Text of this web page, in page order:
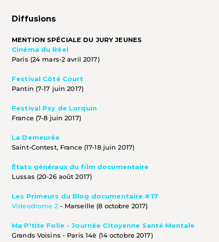
Diffusions
MENTION SPÉCIALE DU JURY JEUNES
Cinéma du Réel
Paris (24 mars-2 avril 2017)
Festival Côté Court
Pantin (7-17 juin 2017)
Festival Psy de Lorquin
France (7-8 juin 2017)
La Demeurée
Saint-Contest, France (17-18 juin 2017)
États généraux du film documentaire
Lussas (20-26 août 2017)
Les Primeurs du Blog documentaire #17
Videodrome 2 - Marseille (8 octobre 2017)
Ma P'tite Folie - Journée Citoyenne Santé Mentale
Grands Voisins - Paris 14è (14 octobre 2017)